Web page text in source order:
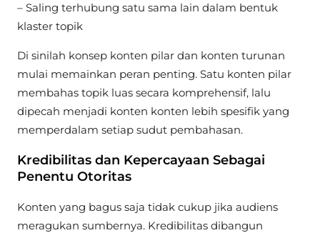
– Saling terhubung satu sama lain dalam bentuk
klaster topik
Di sinilah konsep konten pilar dan konten turunan
mulai memainkan peran penting. Satu konten pilar
membahas topik luas secara komprehensif, lalu
dipecah menjadi konten konten lebih spesifik yang
memperdalam setiap sudut pembahasan.
Kredibilitas dan Kepercayaan Sebagai
Penentu Otoritas
Konten yang bagus saja tidak cukup jika audiens
meragukan sumbernya. Kredibilitas dibangun